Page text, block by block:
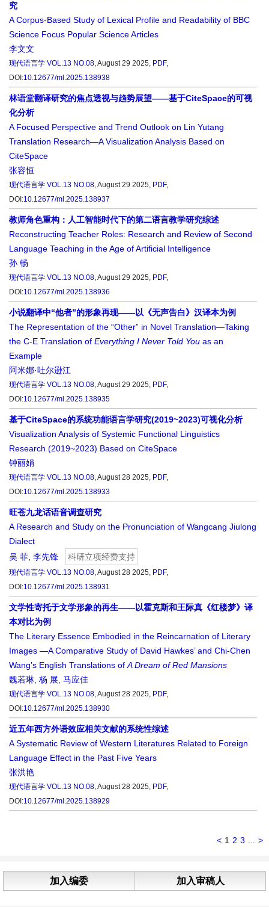
究
A Corpus-Based Study of Lexical Profile and Readability of BBC
Science Focus Popular Science Articles
李文文
现代语言学 VOL.13 NO.08, August 29 2025, PDF,
DOI:10.12677/ml.2025.138938
林语堂翻译研究的焦点透视与趋势展望——基于CiteSpace的可视
化分析
A Focused Perspective and Trend Outlook on Lin Yutang
Translation Research—A Visualization Analysis Based on
CiteSpace
张容恒
现代语言学 VOL.13 NO.08, August 29 2025, PDF,
DOI:10.12677/ml.2025.138937
教师角色重构：人工智能时代下的第二语言教学研究综述
Reconstructing Teacher Roles: Research and Review of Second
Language Teaching in the Age of Artificial Intelligence
孙 畅
现代语言学 VOL.13 NO.08, August 29 2025, PDF,
DOI:10.12677/ml.2025.138936
小说翻译中“他者”的形象再现——以《无声告白》汉译本为例
The Representation of the “Other” in Novel Translation—Taking
the C-E Translation of Everything I Never Told You as an
Example
阿米娜·吐尔逊江
现代语言学 VOL.13 NO.08, August 29 2025, PDF,
DOI:10.12677/ml.2025.138935
基于CiteSpace的系统功能语言学研究(2019~2023)可视化分析
Visualization Analysis of Systemic Functional Linguistics
Research (2019~2023) Based on CiteSpace
钟丽娟
现代语言学 VOL.13 NO.08, August 28 2025, PDF,
DOI:10.12677/ml.2025.138933
旺苍九龙话语音调查研究
A Research and Study on the Pronunciation of Wangcang Jiulong
Dialect
吴 菲 李先锋 科研立项经费支持
现代语言学 VOL.13 NO.08, August 28 2025, PDF,
DOI:10.12677/ml.2025.138931
文学性寄托于文学形象的再生——以霍克斯和王际真《红楼梦》译
本对比为例
The Literary Essence Embodied in the Reincarnation of Literary
Images —A Comparative Study of David Hawkes’ and Chi-Chen
Wang’s English Translations of A Dream of Red Mansions
魏若琳 杨 展 马应佳
现代语言学 VOL.13 NO.08, August 28 2025, PDF,
DOI:10.12677/ml.2025.138930
近五年西方外语效应相关文献的系统性综述
A Systematic Review of Western Literatures Related to Foreign
Language Effect in the Past Five Years
张洪艳
现代语言学 VOL.13 NO.08, August 28 2025, PDF,
DOI:10.12677/ml.2025.138929
< 1 2 3 >
加入编委 加入审稿人